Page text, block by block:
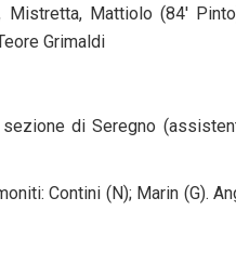
Mistretta, Mattiolo (84′
Grimaldi
di Seregno
Contini (N); Marin (G).